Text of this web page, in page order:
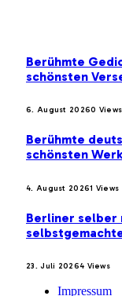
Berühmte
schönsten
6. August 20260 Views
Berühmte
schönsten
4. August 20261 Views
Berliner selber
23. Juli 20264 Views
Impressum